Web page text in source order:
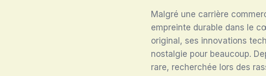
Malgré une carrière
empreinte durable dans le
original, ses innovations
nostalgie pour beaucoup.
rare, recherchée lors des